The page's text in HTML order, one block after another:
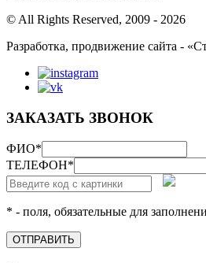
© All Rights Reserved, 2009 - 2026
Разработка, продвижение сайта -
ЗАКАЗАТЬ ЗВОНОК
ФИО*
ТЕЛЕФОН*
* - поля, обязательные для
ОТПРАВИТЬ